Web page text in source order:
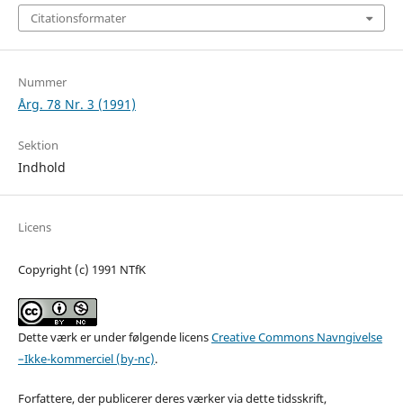
Citationsformater
Nummer
Årg. 78 Nr. 3 (1991)
Sektion
Indhold
Licens
Copyright (c) 1991 NTfK
Dette værk er under følgende licensCreative Commons Navngivelse
–Ikke-kommerciel (by-nc).
Forfattere, der publicerer deres værker via dette tidsskrift,